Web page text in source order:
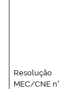
Resolução
MEC/CNE n°